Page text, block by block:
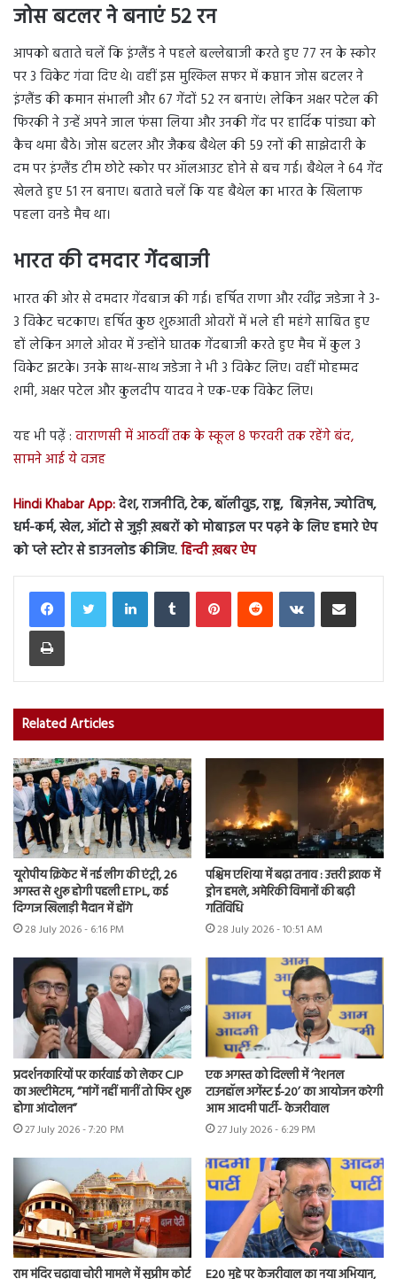
जोस बटलर ने बनाएं 52 रन
आपको बताते चलें कि इंग्लैंड ने पहले बल्लेबाजी करते हुए 77 रन के स्कोर
पर 3 विकेट गंवा दिए थे। वहीं इस मुश्किल सफर में कप्तान जोस बटलर ने
इंग्लैंड की कमान संभाली और 67 गेंदों 52 रन बनाएं। लेकिन अक्षर पटेल की
फिरकी ने उन्हें अपने जाल फंसा लिया और उनकी गेंद पर हार्दिक पांड्या को
कैच थमा बैठे। जोस बटलर और जैकब बैथेल की 59 रनों की साझेदारी के
दम पर इंग्लैंड टीम छोटे स्कोर पर ऑलआउट होने से बच गई। बैथेल ने 64 गेंद
खेलते हुए 51 रन बनाए। बताते चलें कि यह बैथेल का भारत के खिलाफ
पहला वनडे मैच था।
भारत की दमदार गेंदबाजी
भारत की ओर से दमदार गेंदबाज की गई। हर्षित राणा और रवींद्र जडेजा ने 3-
3 विकेट चटकाए। हर्षित कुछ शुरुआती ओवरों में भले ही महंगे साबित हुए
हों लेकिन अगले ओवर में उन्होंने घातक गेंदबाजी करते हुए मैच में कुल 3
विकेट झटके। उनके साथ-साथ जडेजा ने भी 3 विकेट लिए। वहीं मोहम्मद
शमी, अक्षर पटेल और कुलदीप यादव ने एक-एक विकेट लिए।
यह भी पढ़ें : वाराणसी में आठवीं तक के स्कूल 8 फरवरी तक रहेंगे बंद,
सामने आई ये वजह
Hindi Khabar App:देश, राजनीति, टेक, बॉलीवुड, राष्ट्र, बिज़नेस, ज्योतिष,
धर्म-कर्म, खेल, ऑटो से जुड़ी ख़बरों को मोबाइल पर पढ़ने के लिए हमारे ऐप
को प्ले स्टोर से डाउनलोड कीजिए.हिन्दी ख़बर ऐप
LinkedInTumblr PinterestReddit VKontakteShare via Email
Print
Related Articles
यूरोपीय क्रिकेट में नई लीग की एंट्री, 26
अगस्त से शुरू होगी पहली ETPL, कई
दिग्गज खिलाड़ी मैदान में होंगे
28 July 2026 - 6:16 PM
पश्चिम एशिया में बढ़ा तनाव : उत्तरी इराक में
ड्रोन हमले, अमेरिकी विमानों की बढ़ी
गतिविधि
28 July 2026 - 10:51 AM
प्रदर्शनकारियों पर कार्रवाई को लेकर CJP
का अल्टीमेटम, “मांगें नहीं मानीं तो फिर शुरू
होगा आंदोलन”
27 July 2026 - 7:20 PM
एक अगस्त को दिल्ली में ‘नेशनल
टाउनहॉल अगेंस्ट ई-20’ का आयोजन करेगी
आम आदमी पार्टी- केजरीवाल
27 July 2026 - 6:29 PM
राम मंदिर चढ़ावा चोरी मामले में सुप्रीम कोर्ट
E20 मुद्दे पर केजरीवाल का नया अभियान,